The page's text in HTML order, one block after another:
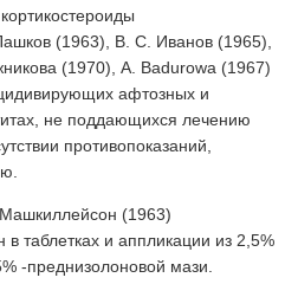
(1963), В. С. Иванов (1965),
(1970), A. Badurowa (1967)
афтозных и
не поддающихся лечению
противопоказаний,
(1963)
в таблетках и аппликации из 2,5%
-преднизолоновой мази.